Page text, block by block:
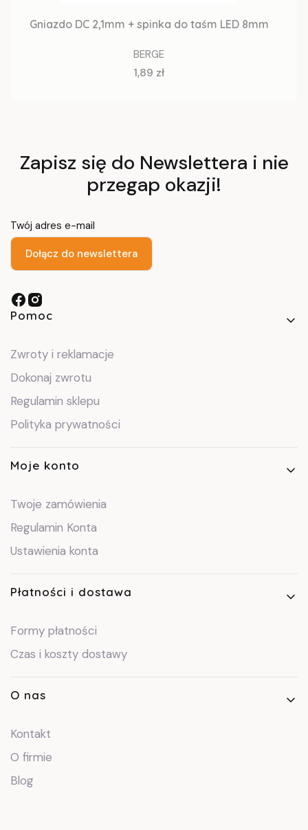
Gniazdo DC 2,1mm + spinka do taśm LED 8mm
BERGE
Cena
1,89 zł
Zapisz się do Newslettera i nie
przegap okazji!
Twój adres e-mail
Dołącz do newslettera
Linki w stopce
Pomoc
Zwroty i reklamacje
Dokonaj zwrotu
Regulamin sklepu
Polityka prywatności
Moje konto
Twoje zamówienia
Regulamin Konta
Ustawienia konta
Płatności i dostawa
Formy płatności
Czas i koszty dostawy
O nas
Kontakt
O firmie
Blog